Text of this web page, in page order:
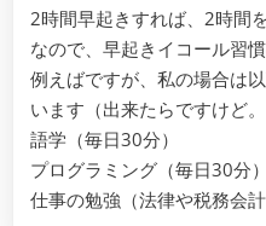
2時間早起きすれば、2時間
なので、早起きイコール習
例えばですが、私の場合は
います（出来たらですけど。
語学（毎日30分）
プログラミング（毎日30分）
仕事の勉強（法律や税務会